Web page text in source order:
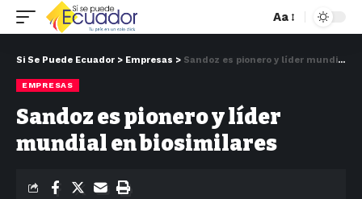
Aa
Si Se Puede Ecuador > Empresas > Sandoz es pionero y líder mundial en biosimilares
EMPRESAS
Sandoz es pionero y líder
mundial en biosimilares